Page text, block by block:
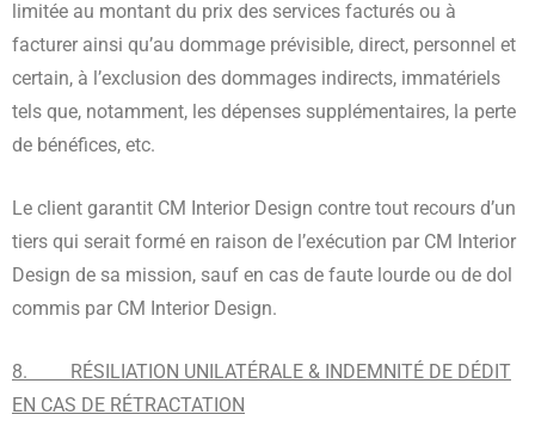
limitée au montant du prix des services facturés ou à
facturer ainsi qu’au dommage prévisible, direct, personnel et
certain, à l’exclusion des dommages indirects, immatériels
tels que, notamment, les dépenses supplémentaires, la perte
de bénéfices, etc.
Le client garantit CM Interior Design contre tout recours d’un
tiers qui serait formé en raison de l’exécution par CM Interior
Design de sa mission, sauf en cas de faute lourde ou de dol
commis par CM Interior Design.
8. RÉSILIATION UNILATÉRALE & INDEMNITÉ DE DÉDIT
EN CAS DE RÉTRACTATION